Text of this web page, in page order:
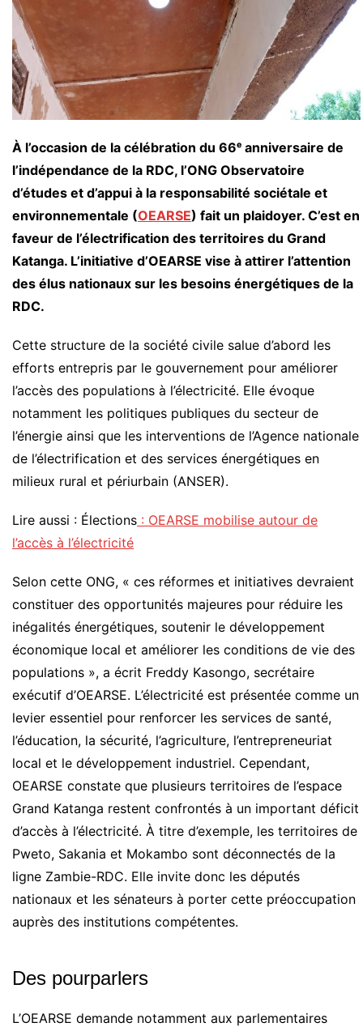
À l’occasion de la célébration du 66ᵉ anniversaire de
l’indépendance de la RDC, l’ONG Observatoire
d’études et d’appui à la responsabilité sociétale et
environnementale (OEARSE) fait un plaidoyer. C’est en
faveur de l’électrification des territoires du Grand
Katanga. L’initiative d’OEARSE vise à attirer l’attention
des élus nationaux sur les besoins énergétiques de la
RDC.
Cette structure de la société civile salue d’abord les
efforts entrepris par le gouvernement pour améliorer
l’accès des populations à l’électricité. Elle évoque
notamment les politiques publiques du secteur de
l’énergie ainsi que les interventions de l’Agence nationale
de l’électrification et des services énergétiques en
milieux rural et périurbain (ANSER).
Lire aussi : Élections : OEARSE mobilise autour de
l’accès à l’électricité
Selon cette ONG, « ces réformes et initiatives devraient
constituer des opportunités majeures pour réduire les
inégalités énergétiques, soutenir le développement
économique local et améliorer les conditions de vie des
populations », a écrit Freddy Kasongo, secrétaire
exécutif d’OEARSE. L’électricité est présentée comme un
levier essentiel pour renforcer les services de santé,
l’éducation, la sécurité, l’agriculture, l’entrepreneuriat
local et le développement industriel. Cependant,
OEARSE constate que plusieurs territoires de l’espace
Grand Katanga restent confrontés à un important déficit
d’accès à l’électricité. À titre d’exemple, les territoires de
Pweto, Sakania et Mokambo sont déconnectés de la
ligne Zambie-RDC. Elle invite donc les députés
nationaux et les sénateurs à porter cette préoccupation
auprès des institutions compétentes.
Des pourparlers
L’OEARSE demande notamment aux parlementaires